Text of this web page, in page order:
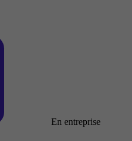
En entreprise